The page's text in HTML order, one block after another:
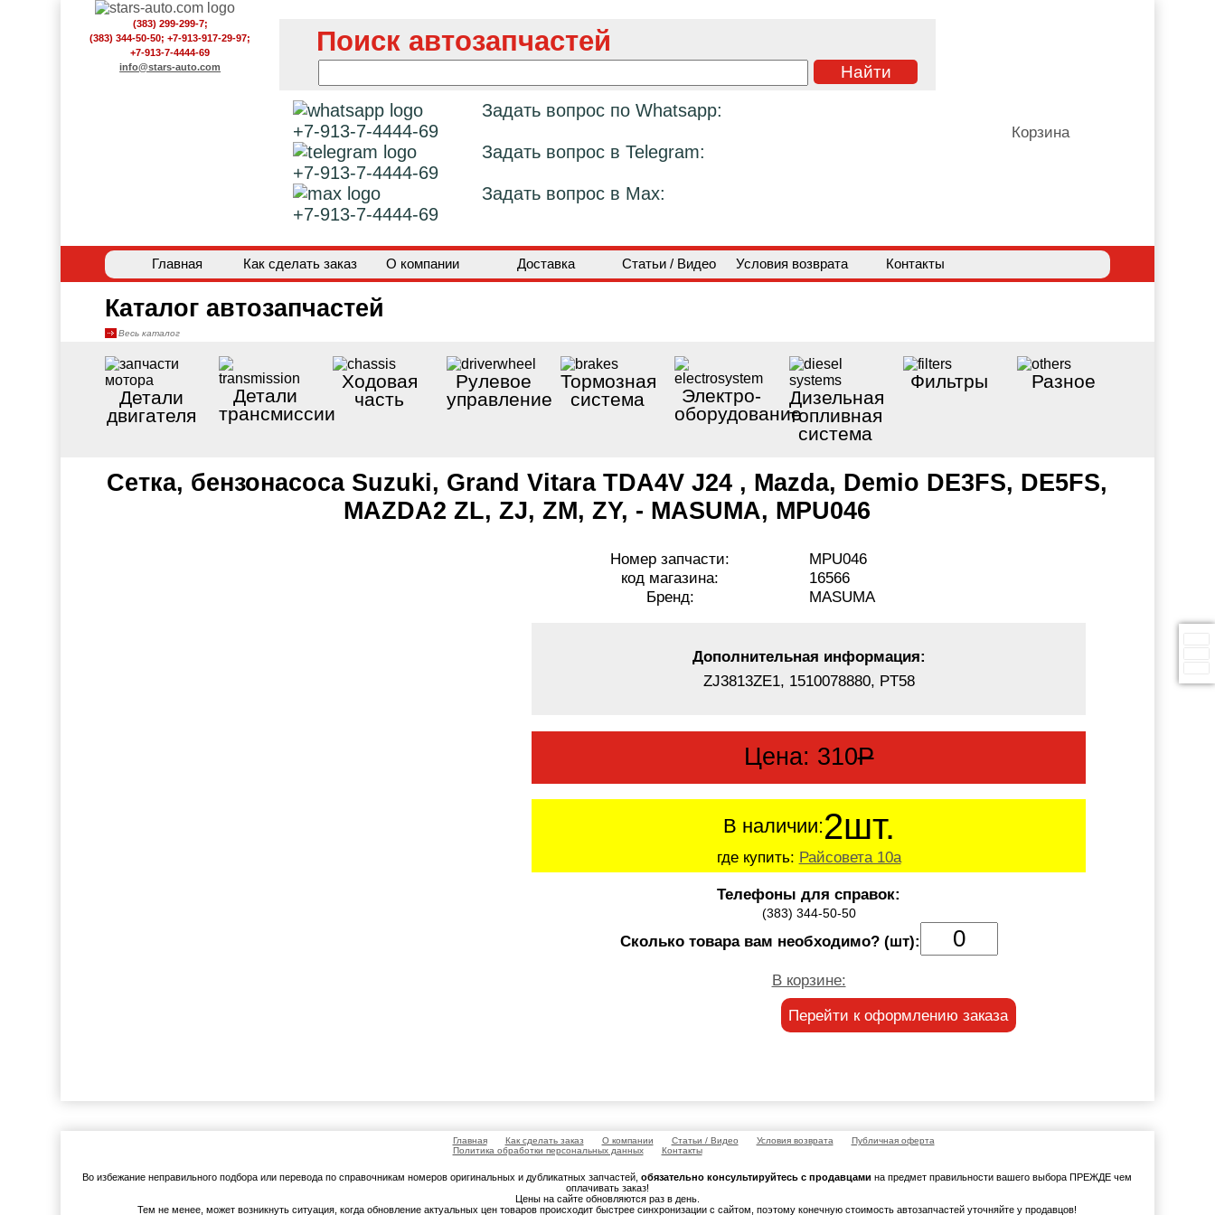
(383) 299-299-7;
(383) 344-50-50; +7-913-917-29-97;
+7-913-7-4444-69
info@stars-auto.com
Поиск автозапчастей
Задать вопрос по Whatsapp:
+7-913-7-4444-69
Задать вопрос в Telegram:
+7-913-7-4444-69
Задать вопрос в Max:
+7-913-7-4444-69
Корзина
Главная Как сделать заказ О компании Доставка Статьи / Видео Условия возврата Контакты
Каталог автозапчастей
Весь каталог
Детали
двигателя
Детали
трансмиссии
Ходовая
часть
Рулевое
управление
Тормозная
система
Электро-
оборудование
Дизельная
топливная
система
Фильтры Разное
Сетка, бензонасоса Suzuki, Grand Vitara TDA4V J24 , Mazda, Demio DE3FS, DE5FS,
MAZDA2 ZL, ZJ, ZM, ZY, - MASUMA, MPU046
Номер запчасти:
MPU046
код магазина:
16566
Бренд:
MASUMA
Дополнительная информация:
ZJ3813ZE1, 1510078880, PT58
Цена: 310Р
В наличии:2шт.
где купить: Райсовета 10а
Телефоны для справок:
(383) 344-50-50
Сколько товара вам необходимо? (шт):
В корзине:
Перейти к оформлению заказа
Главная Как сделать заказ О компании Статьи / Видео Условия возврата
Публичная оферта
Политика обработки персональных данных
Контакты
Во избежание неправильного подбора или перевода по справочникам номеров оригинальных и дубликатных запчастей,обязательно консультируйтесь с продавцами на предмет правильности вашего выбора ПРЕЖДЕ чем
оплачивать заказ!
Цены на сайте обновляются раз в день.
Тем не менее, может возникнуть ситуация, когда обновление актуальных цен товаров происходит быстрее синхронизации с сайтом, поэтому конечную стоимость автозапчастей уточняйте у продавцов!